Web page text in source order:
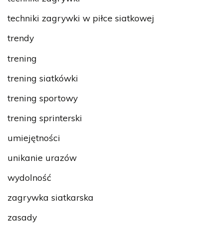
techniki zagrywki w piłce siatkowej
trendy
trening
trening siatkówki
trening sportowy
trening sprinterski
umiejętności
unikanie urazów
wydolność
zagrywka siatkarska
zasady